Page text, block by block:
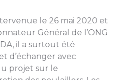
le 26 mai 2020 et
Général de l’ONG
il a surtout été
d’échanger avec
projet sur le